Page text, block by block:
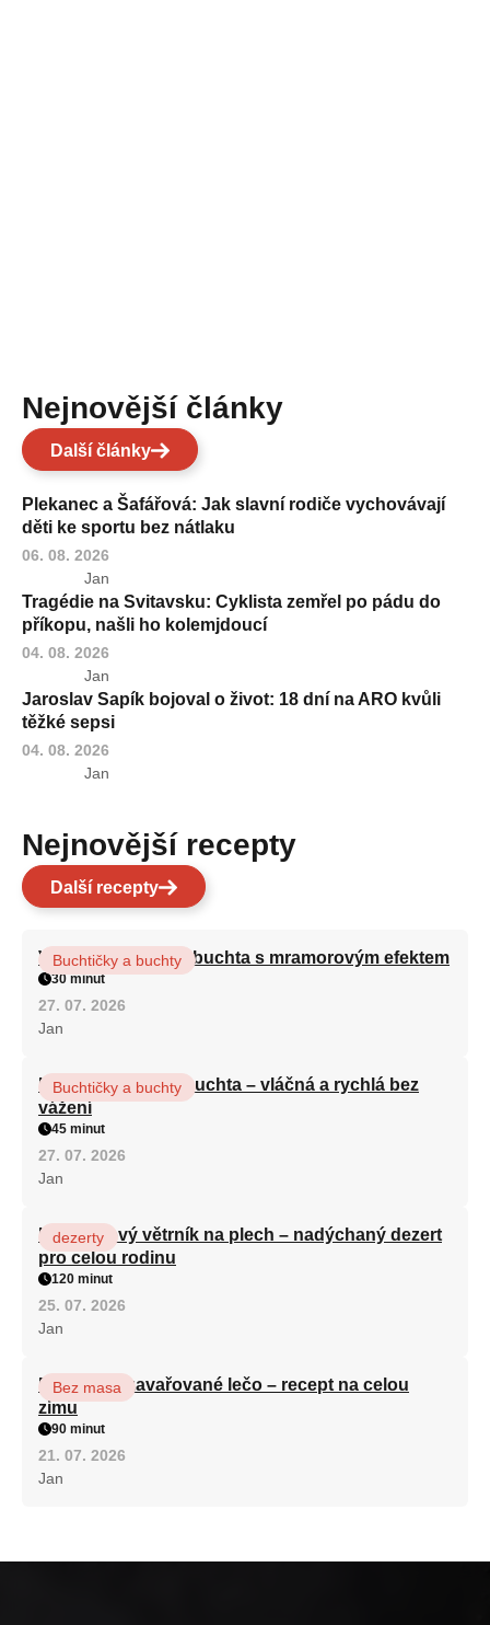
Nejnovější články
Další články
Plekanec a Šafářová: Jak slavní rodiče vychovávají
děti ke sportu bez nátlaku
06. 08. 2026
Jan
Tragédie na Svitavsku: Cyklista zemřel po pádu do
příkopu, našli ho kolemjdoucí
04. 08. 2026
Jan
Jaroslav Sapík bojoval o život: 18 dní na ARO kvůli
těžké sepsi
04. 08. 2026
Jan
Nejnovější recepty
Další recepty
Vláčná olejová litá buchta s mramorovým efektem
Buchtičky a buchty
30 minut
27. 07. 2026
Jan
Hrnková maková buchta – vláčná a rychlá bez
vážení
Buchtičky a buchty
45 minut
27. 07. 2026
Jan
Karamelový větrník na plech – nadýchaný dezert
pro celou rodinu
dezerty
120 minut
25. 07. 2026
Jan
Babiččino zavařované lečo – recept na celou
zimu
Bez masa
90 minut
21. 07. 2026
Jan